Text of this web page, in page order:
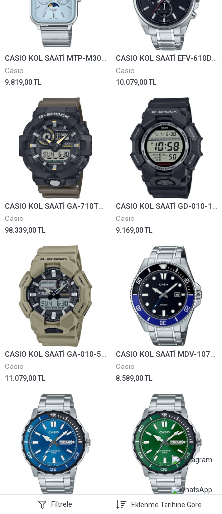
Filtrele
CASIO KOL SAATİ MTP-M305D-2AVDF
Casio
9.819,00 TL
CASIO KOL SAATİ EFV-610D-1AVUDF
Casio
10.079,00 TL
CASIO KOL SAATİ GA-710TU-1A3DR
Casio
98.339,00 TL
CASIO KOL SAATİ GD-010-1DR
Casio
9.169,00 TL
CASIO KOL SAATİ GA-010-5ADR
Casio
11.079,00 TL
CASIO KOL SAATİ MDV-107D-1A2VDF
Casio
8.589,00 TL